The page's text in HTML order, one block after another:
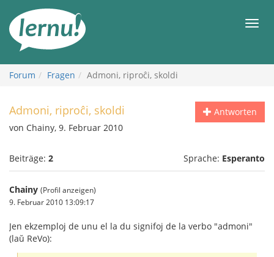
Inhalt
Forum Fragen Admoni, riproĉi, skoldi
Antworten
Admoni, riproĉi, skoldi
von Chainy, 9. Februar 2010
Beiträge: 2 Sprache: Esperanto
Chainy (Profil anzeigen)
9. Februar 2010 13:09:17
Jen ekzemploj de unu el la du signifoj de la verbo "admoni"
(laŭ ReVo):